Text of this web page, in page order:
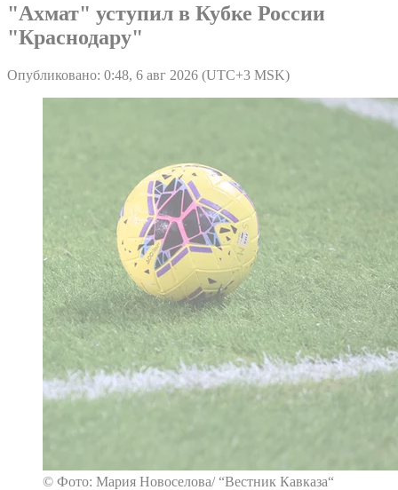
"Ахмат" уступил в Кубке России
"Краснодару"
Опубликовано: 0:48, 6 авг 2026 (UTC+3 MSK)
© Фото: Мария Новоселова/ “Вестник Кавказа“